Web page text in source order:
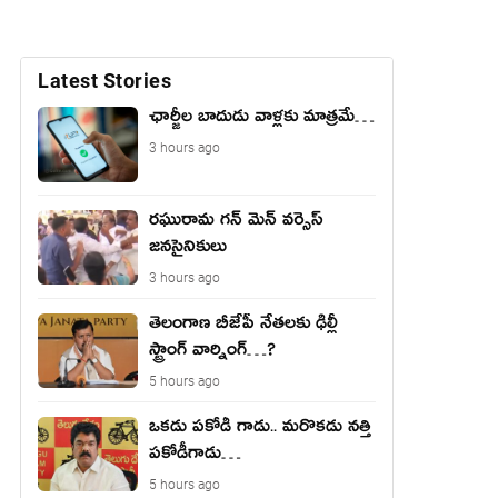
Latest Stories
ఛార్జీల బాదుడు వాళ్లకు మాత్రమే…
3 hours ago
రఘురామ గన్ మెన్ వర్సెస్
జనసైనికులు
3 hours ago
తెలంగాణ బీజేపీ నేత‌ల‌కు ఢిల్లీ
స్ట్రాంగ్ వార్నింగ్‌…?
5 hours ago
ఒకడు పకోడీ గాడు.. మరొకడు నత్తి
పకోడీగాడు…
5 hours ago